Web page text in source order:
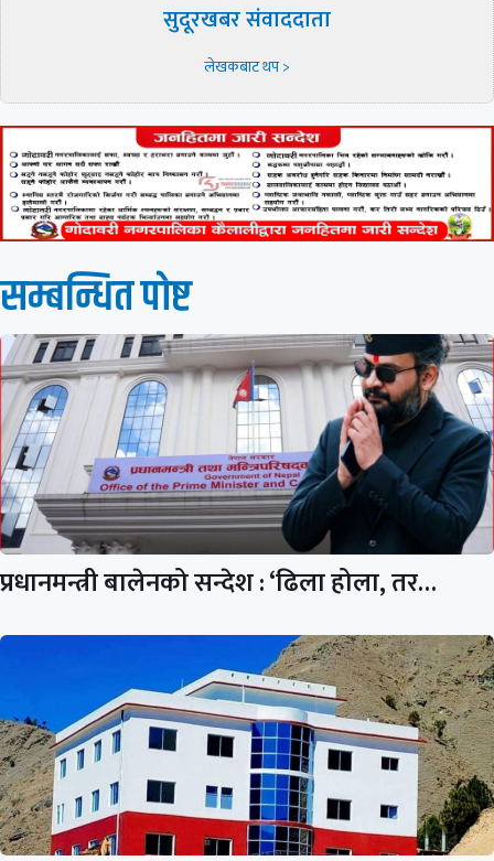
सुदूरखबर संवाददाता
लेखकबाट थप >
सम्बन्धित पाेष्ट
प्रधानमन्त्री बालेनको सन्देश : ‘ढिला होला, तर…